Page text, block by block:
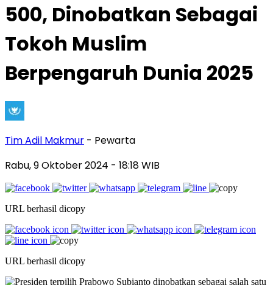
500, Dinobatkan Sebagai
Tokoh Muslim
Berpengaruh Dunia 2025
Tim Adil Makmur - Pewarta
Rabu, 9 Oktober 2024 - 18:18 WIB
URL berhasil dicopy
URL berhasil dicopy